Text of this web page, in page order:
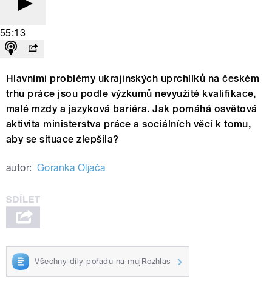
55:13
Hlavními problémy ukrajinských uprchlíků na českém
trhu práce jsou podle výzkumů nevyužité kvalifikace,
malé mzdy a jazyková bariéra. Jak pomáhá osvětová
aktivita ministerstva práce a sociálních věcí k tomu,
aby se situace zlepšila?
autor: Goranka Oljača
Všechny díly pořadu na mujRozhlas